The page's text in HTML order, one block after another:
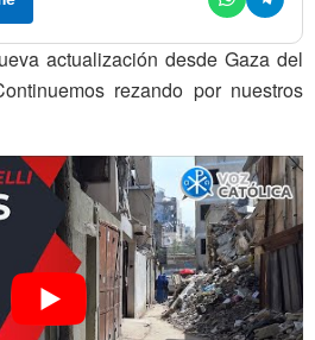
actualización desde Gaza del
rezando por nuestros